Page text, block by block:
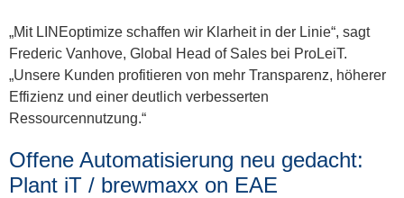
„Mit LINEoptimize schaffen wir Klarheit in der Linie“, sagt
Frederic Vanhove, Global Head of Sales bei ProLeiT.
„Unsere Kunden profitieren von mehr Transparenz, höherer
Effizienz und einer deutlich verbesserten
Ressourcennutzung.“
Offene Automatisierung neu gedacht:
Plant iT / brewmaxx on EAE